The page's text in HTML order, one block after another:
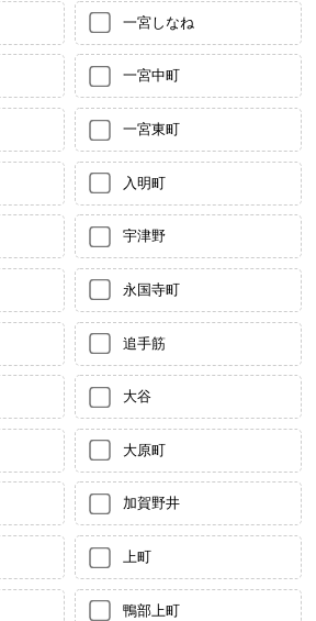
一宮しなね
一宮中町
一宮東町
入明町
宇津野
永国寺町
追手筋
大谷
大原町
加賀野井
上町
鴨部上町